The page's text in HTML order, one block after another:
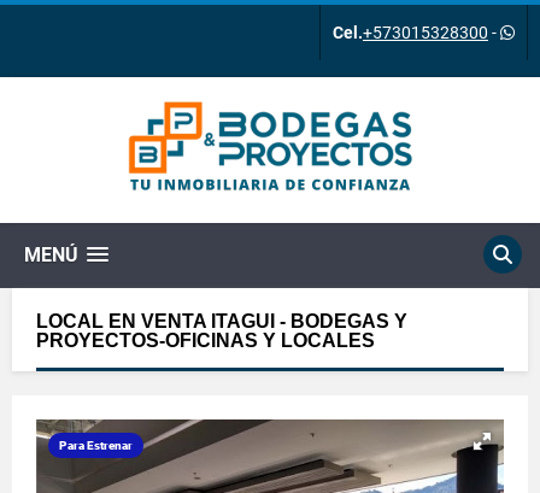
Cel.+573015328300 -
MENÚ
LOCAL EN VENTA ITAGUI - BODEGAS Y
PROYECTOS-OFICINAS Y LOCALES
Para Estrenar